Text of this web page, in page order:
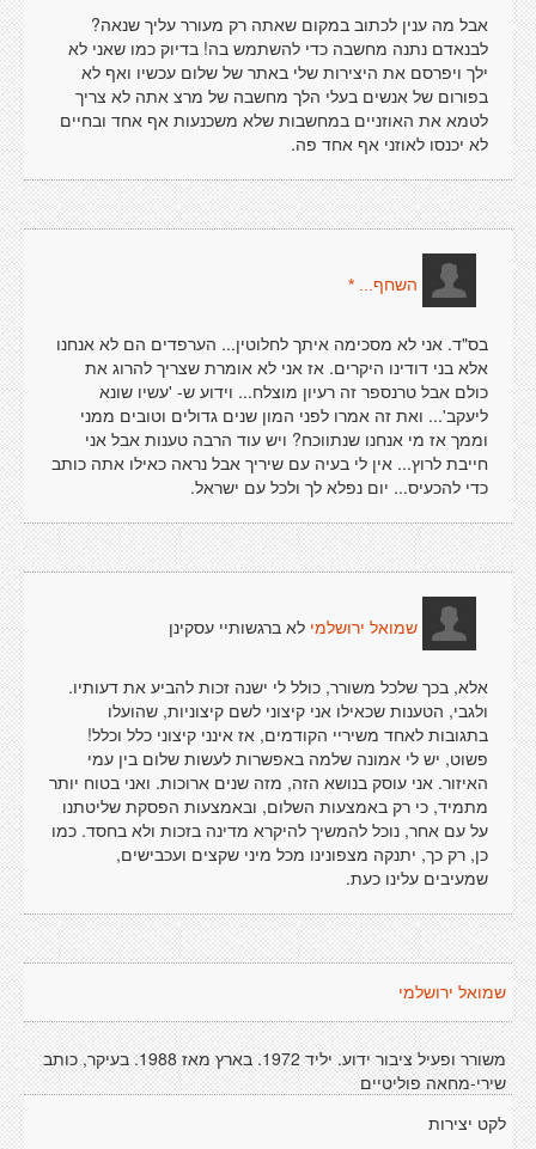
אבל מה ענין לכתוב במקום שאתה רק מעורר עליך שנאה?
לבנאדם נתנה מחשבה כדי להשתמש בה! בדיוק כמו שאני לא
ילך ויפרסם את היצירות שלי באתר של שלום עכשיו ואף לא
בפורום של אנשים בעלי הלך מחשבה של מרצ אתה לא צריך
לטמא את האוזניים במחשבות שלא משכנעות אף אחד ובחיים
לא יכנסו לאוזני אף אחד פה.
השחף... *
בס"ד. אני לא מסכימה איתך לחלוטין... הערפדים הם לא אנחנו
אלא בני דודינו היקרים. אז אני לא אומרת שצריך להרוג את
כולם אבל טרנספר זה רעיון מוצלח... וידוע ש- 'עשיו שונא
ליעקב'... ואת זה אמרו לפני המון שנים גדולים וטובים ממני
וממך אז מי אנחנו שנתווכח? ויש עוד הרבה טענות אבל אני
חייבת לרוץ... אין לי בעיה עם שיריך אבל נראה כאילו אתה כותב
כדי להכעיס... יום נפלא לך ולכל עם ישראל.
שמואל ירושלמי לא ברגשותיי עסקינן
אלא, בכך שלכל משורר, כולל לי ישנה זכות להביע את דעותיו.
ולגבי, הטענות שכאילו אני קיצוני לשם קיצוניות, שהועלו
בתגובות לאחד משיריי הקודמים, אז אינני קיצוני כלל וכלל!
פשוט, יש לי אמונה שלמה באפשרות לעשות שלום בין עמי
האיזור. אני עוסק בנושא הזה, מזה שנים ארוכות. ואני בטוח יותר
מתמיד, כי רק באמצעות השלום, ובאמצעות הפסקת שליטתנו
על עם אחר, נוכל להמשיך להיקרא מדינה בזכות ולא בחסד. כמו
כן, רק כך, יתנקה מצפונינו מכל מיני שקצים ועכבישים,
שמעיבים עלינו כעת.
שמואל ירושלמי
משורר ופעיל ציבור ידוע. יליד 1972. בארץ מאז 1988. בעיקר, כותב
שירי-מחאה פוליטיים
לקט יצירות